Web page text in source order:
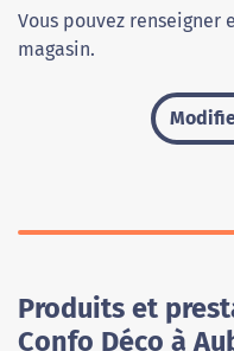
Vous pouvez renseigner
magasin.
Produits et
Confo Déco à